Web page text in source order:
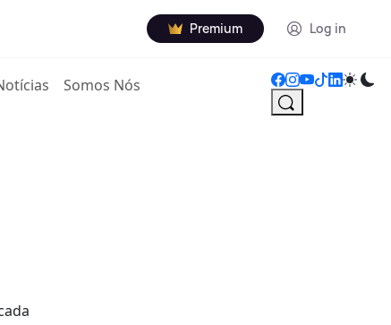
Premium Log in
Somos Nós